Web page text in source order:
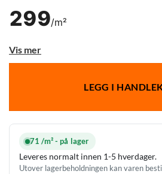
299/m²
Vis mer
LEGG I
71 /m² - på lager
Leveres normalt innen 1-5 hverdager.
Utover lagerbeholdningen kan varen